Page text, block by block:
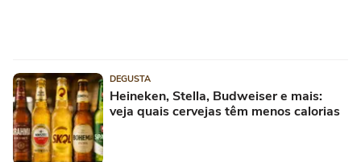
DEGUSTA
Heineken, Stella, Budweiser e mais:
veja quais cervejas têm menos calorias